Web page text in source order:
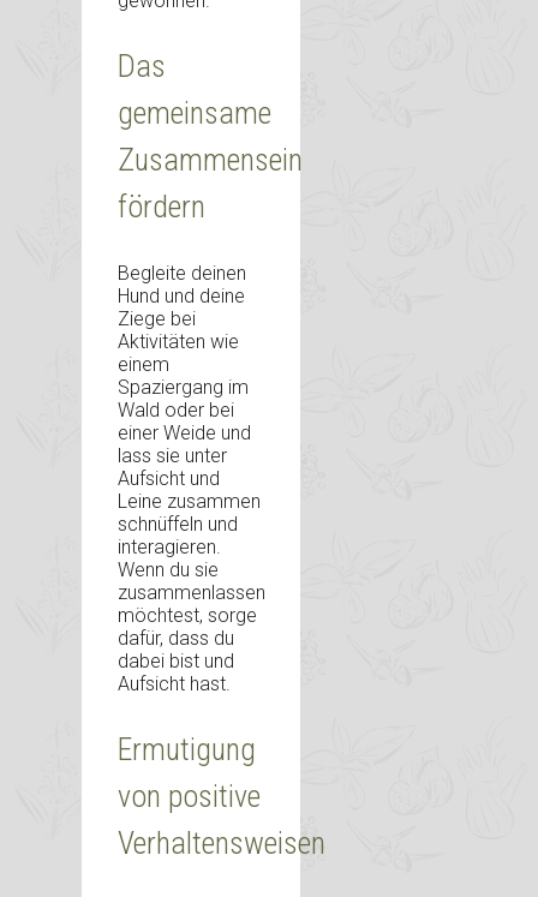
Das
gemeinsame
Zusammensein
fördern
Begleite deinen
Hund und deine
Ziege bei
Aktivitäten wie
einem
Spaziergang im
Wald oder bei
einer Weide und
lass sie unter
Aufsicht und
Leine zusammen
schnüffeln und
interagieren.
Wenn du sie
zusammenlassen
möchtest, sorge
dafür, dass du
dabei bist und
Aufsicht hast.
Ermutigung
von positive
Verhaltensweisen